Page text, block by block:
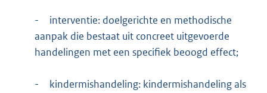
-
interventie: doelgerichte en methodische
aanpak die bestaat uit concreet uitgevoerde
handelingen met een specifiek beoogd effect;
-
kindermishandeling: kindermishandeling als